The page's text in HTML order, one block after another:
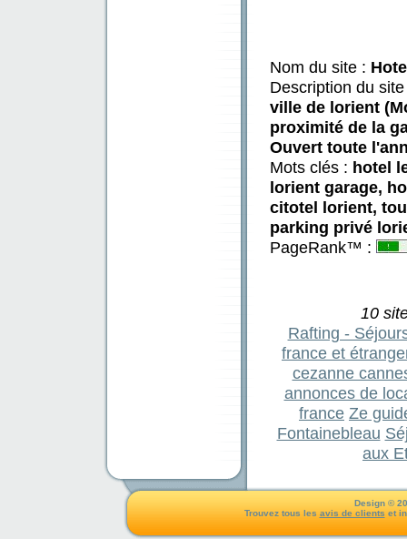
Nom du site :
Description du
ville de lorient
proximité de la
Ouvert toute
Mots clés : hotel
lorient garage,
citotel lorient,
parking privé
PageRank™ :
10
Rafting -
france et
cezanne
annonces de
france Ze
Fontainebleau
aux
Design ©
Trouvez tous les avis de clients et